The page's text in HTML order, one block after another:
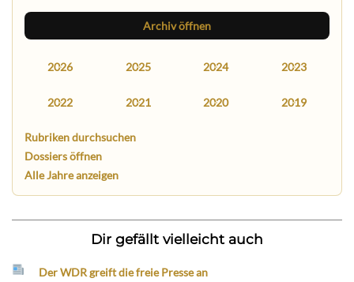
Archiv öffnen
2026 2025 2024 2023
2022 2021 2020 2019
Rubriken durchsuchen
Dossiers öffnen
Alle Jahre anzeigen
Dir gefällt vielleicht auch
Der WDR greift die freie Presse an